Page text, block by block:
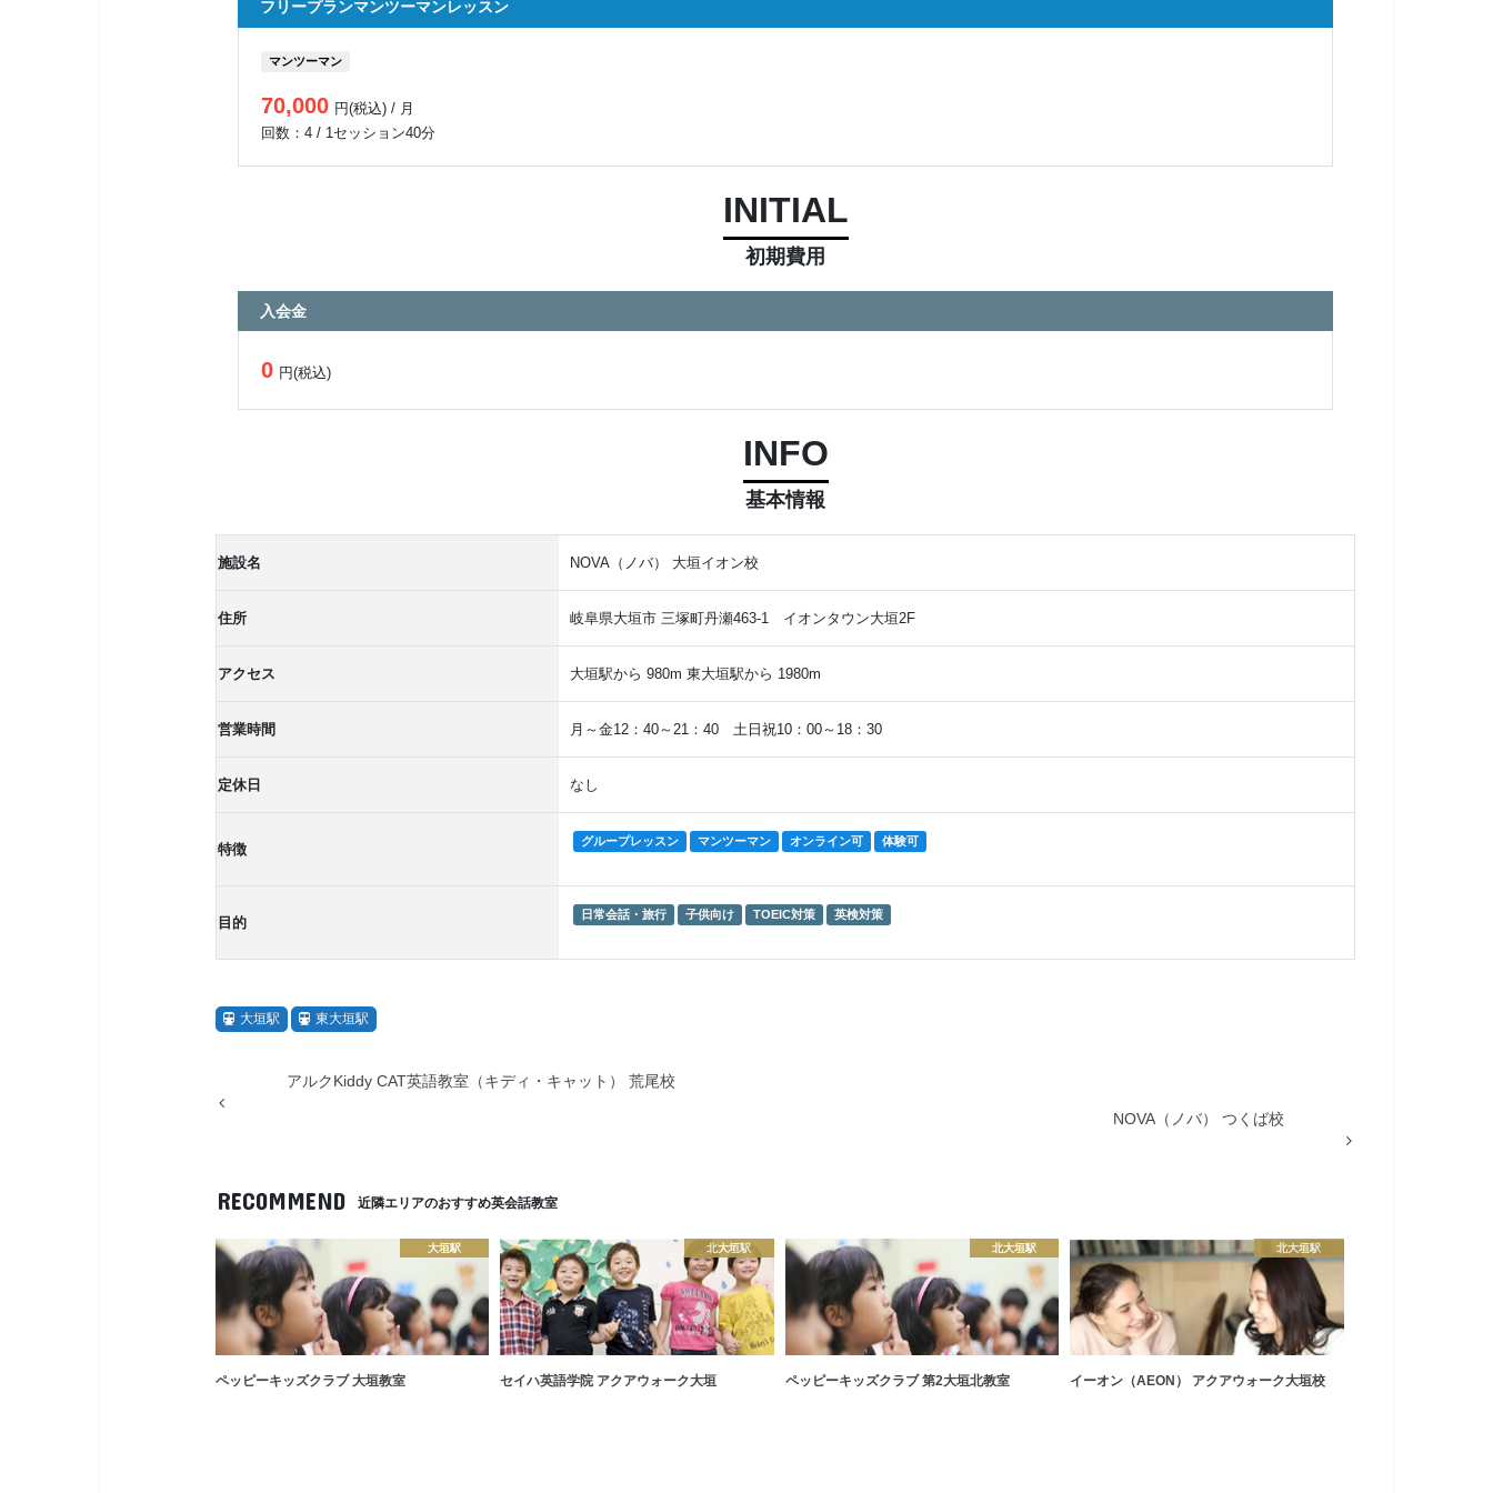
フリープランマンツーマンレッスン
マンツーマン
70,000 円(税込) / 月
回数：4 / 1セッション40分
INITIAL
初期費用
入会金
0 円(税込)
INFO
基本情報
施設名 NOVA（ノバ） 大垣イオン校
住所 岐阜県大垣市 三塚町丹瀬463-1 イオンタウン大垣2F
アクセス 大垣駅から 980m 東大垣駅から 1980m
営業時間 月～金12：40～21：40 土日祝10：00～18：30
定休日 なし
特徴 グループレッスン マンツーマン オンライン可 体験可
目的 日常会話・旅行 子供向け TOEIC対策 英検対策
大垣駅 東大垣駅
アルクKiddy CAT英語教室（キディ・キャット） 荒尾校
NOVA（ノバ） つくば校
RECOMMEND 近隣エリアのおすすめ英会話教室
大垣駅
ペッピーキッズクラブ 大垣教室
北大垣駅
セイハ英語学院 アクアウォーク大垣
北大垣駅
ペッピーキッズクラブ 第2大垣北教室
北大垣駅
イーオン（AEON） アクアウォーク大垣校